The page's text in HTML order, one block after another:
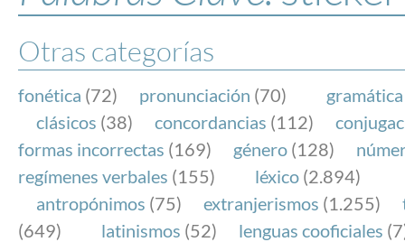
NOTICIAS
SOBRE LA FUNDÉURAE
FundéuRAE es una fundación patrocinada por la
y la Real Academia Española, cuyo objetivo es
el buen uso del español en los medios de
Internet.
Otras categorías
fonética (72) pronunciación (70) gramática
clásicos (38) concordancias (112)
formas incorrectas (169) género (128)
regímenes verbales (155) léxico (2.894)
antropónimos (75) extranjerismos (1.255)
(649)
latinismos (52) lenguas cooficiales